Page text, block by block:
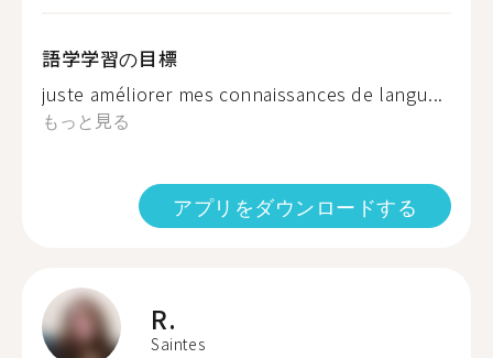
語学学習の目標
juste améliorer mes connaissances de langu...
もっと見る
アプリをダウンロードする
R.
Saintes